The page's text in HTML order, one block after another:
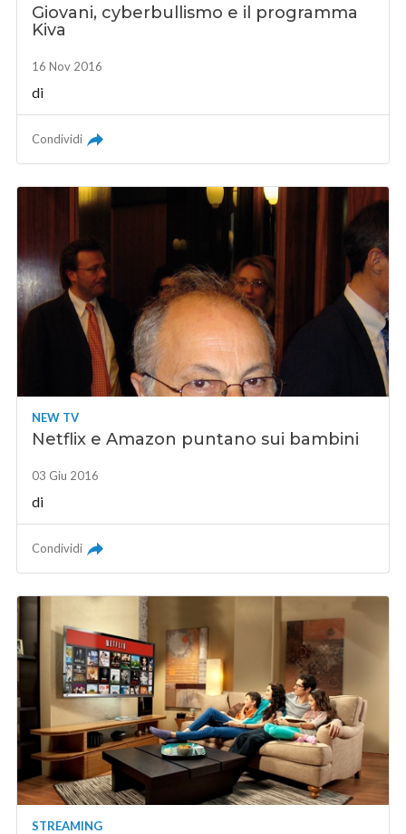
Giovani, cyberbullismo e il programma
Kiva
16 Nov 2016
di
Condividi
NEW TV
Netflix e Amazon puntano sui bambini
03 Giu 2016
di
Condividi
STREAMING